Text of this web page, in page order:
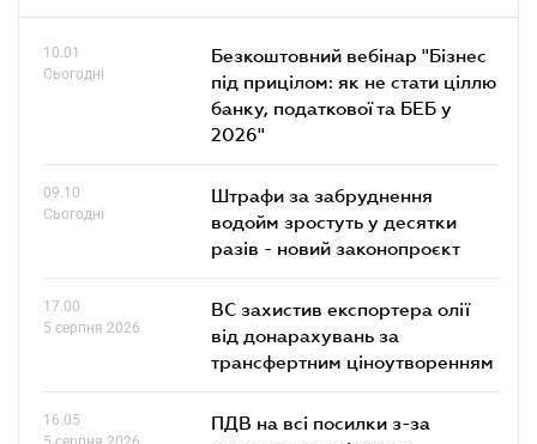
10.01
Сьогодні
Безкоштовний вебінар "Бізнес
під прицілом: як не стати ціллю
банку, податкової та БЕБ у
2026"
09.10
Сьогодні
Штрафи за забруднення
водойм зростуть у десятки
разів - новий законопроєкт
17.00
5 серпня 2026
ВС захистив експортера олії
від донарахувань за
трансфертним ціноутворенням
16.05
ПДВ на всі посилки з-за